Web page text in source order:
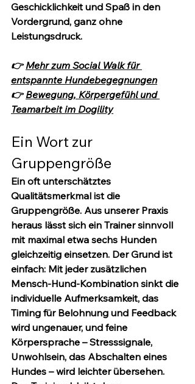
Geschicklichkeit und Spaß in den
Vordergrund, ganz ohne
Leistungsdruck.
👉 Mehr zum Social Walk für
entspannte Hundebegegnungen
👉 Bewegung, Körpergefühl und
Teamarbeit im Dogility
Ein Wort zur
Gruppengröße
Ein oft unterschätztes
Qualitätsmerkmal ist die
Gruppengröße. Aus unserer Praxis
heraus lässt sich ein Trainer sinnvoll
mit maximal etwa sechs Hunden
gleichzeitig einsetzen. Der Grund ist
einfach: Mit jeder zusätzlichen
Mensch-Hund-Kombination sinkt die
individuelle Aufmerksamkeit, das
Timing für Belohnung und Feedback
wird ungenauer, und feine
Körpersprache – Stresssignale,
Unwohlsein, das Abschalten eines
Hundes – wird leichter übersehen.